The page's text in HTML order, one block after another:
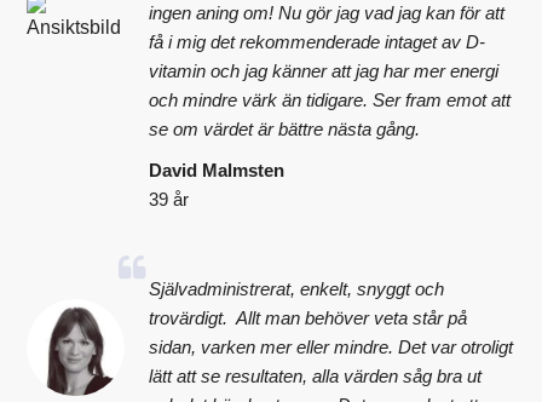
ingen aning om! Nu gör jag vad jag kan för att
få i mig det rekommenderade intaget av D-
vitamin och jag känner att jag har mer energi
och mindre värk än tidigare. Ser fram emot att
se om värdet är bättre nästa gång.
David Malmsten
39 år
Självadministrerat, enkelt, snyggt och
trovärdigt. Allt man behöver veta står på
sidan, varken mer eller mindre. Det var otroligt
lätt att se resultaten, alla värden såg bra ut